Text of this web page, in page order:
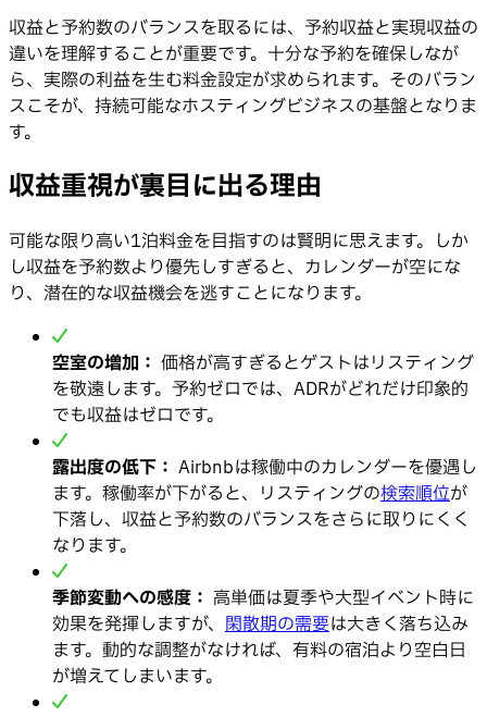
収益と予約数のバランスを取るには、予約収益と実現収益の
違いを理解することが重要です。十分な予約を確保しなが
ら、実際の利益を生む料金設定が求められます。そのバラン
スこそが、持続可能なホスティングビジネスの基盤となりま
す。
収益重視が裏目に出る理由
可能な限り高い1泊料金を目指すのは賢明に思えます。しか
し収益を予約数より優先しすぎると、カレンダーが空にな
り、潜在的な収益機会を逃すことになります。
空室の増加： 価格が高すぎるとゲストはリスティング
を敬遠します。予約ゼロでは、ADRがどれだけ印象的
でも収益はゼロです。
露出度の低下： Airbnbは稼働中のカレンダーを優遇し
ます。稼働率が下がると、リスティングの検索順位が
下落し、収益と予約数のバランスをさらに取りにくく
なります。
季節変動への感度： 高単価は夏季や大型イベント時に
効果を発揮しますが、 閑散期の需要は大きく落ち込み
ます。動的な調整がなければ、有料の宿泊より空白日
が増えてしまいます。